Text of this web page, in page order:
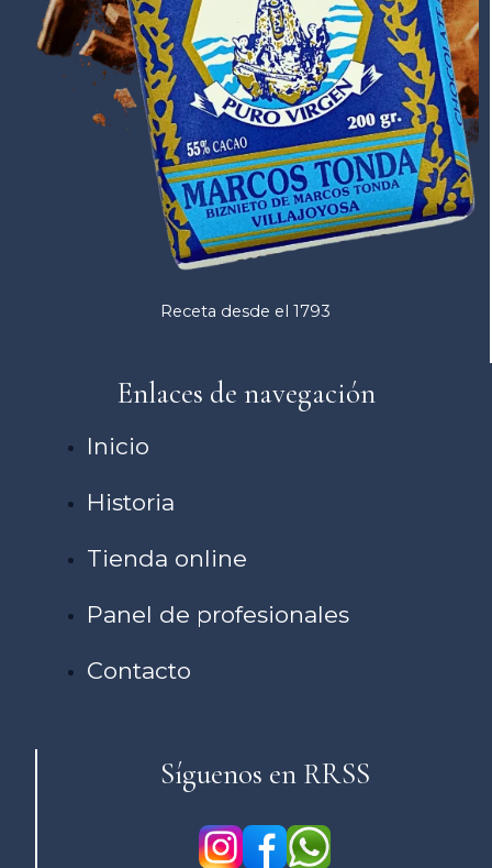
Receta desde el 1793
Enlaces de navegación
Inicio
Historia
Tienda online
Panel de profesionales
Contacto
Síguenos en RRSS